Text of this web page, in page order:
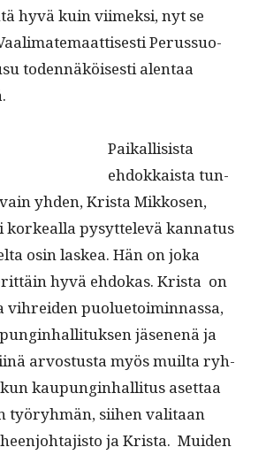
hyvä kuin viimek­si, nyt se
Perus­suo­
toden­näköis­es­ti alen­taa
Paikalli­sista
ehdokkaista tun­
yhden, Krista Mikkosen,
korkeal­la pysyt­televä kan­na­tus
osin laskea. Hän on joka
hyvä ehdokas. Krista on
vihrei­den puolue­toimin­nas­sa,
jäse­nenä ja
arvos­tus­ta myös muil­ta ryh­
kaupung­in­hal­li­tus aset­taa
työryh­män, siihen val­i­taan
ja Krista. Muiden